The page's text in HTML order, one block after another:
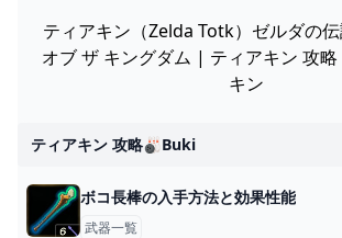
ティアキン（Zelda Totk）ゼルダの
オブ ザ キングダム | ティアキン 攻
キン
ティアキン 攻略🎳buki
ボコ長棒の入手方法と効果性能
武器一覧